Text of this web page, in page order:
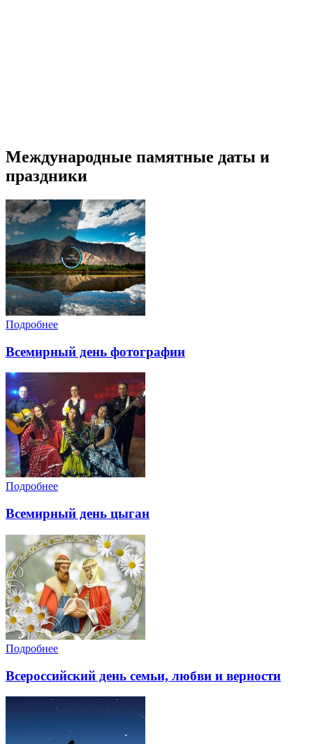
Международные памятные даты и
праздники
Подробнее
Всемирный день фотографии
Подробнее
Всемирный день цыган
Подробнее
Всероссийский день семьи, любви и верности